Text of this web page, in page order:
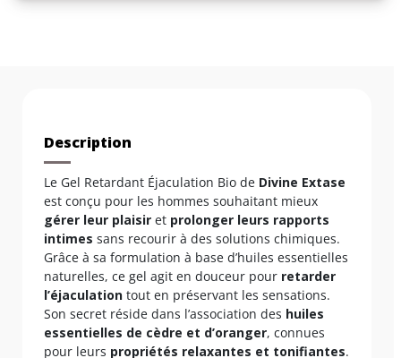
Description
Le Gel Retardant Éjaculation Bio de Divine Extase
est conçu pour les hommes souhaitant mieux
gérer leur plaisir et prolonger leurs rapports
intimes sans recourir à des solutions chimiques.
Grâce à sa formulation à base d’huiles essentielles
naturelles, ce gel agit en douceur pour retarder
l’éjaculation tout en préservant les sensations.
Son secret réside dans l’association des huiles
essentielles de cèdre et d’oranger, connues
pour leurs propriétés relaxantes et tonifiantes.